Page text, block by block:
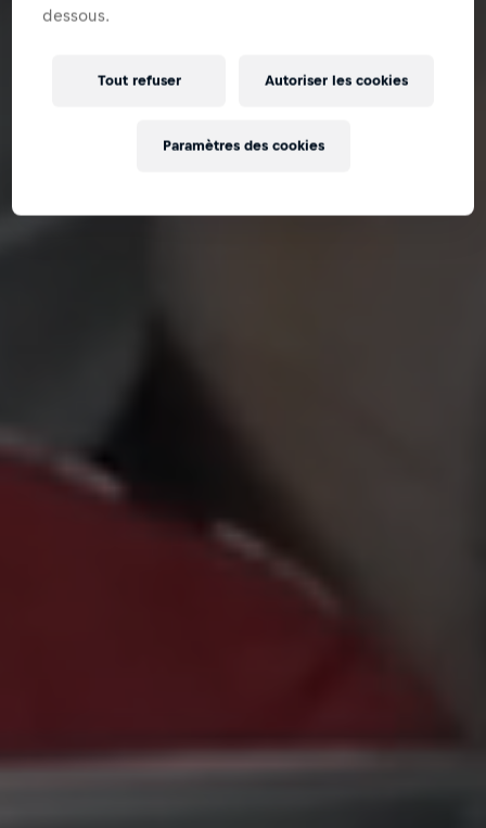
dessous.
Tout refuser Autoriser les cookies
Paramètres des cookies